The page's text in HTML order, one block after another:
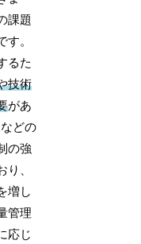
課題
す。
るた
技術
があ
どの
の強
り、
増し
管理
応じ